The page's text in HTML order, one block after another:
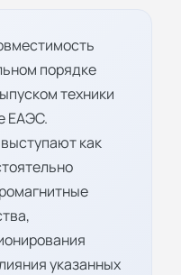
порядке
техники
ЕАЭС.
как
указанных